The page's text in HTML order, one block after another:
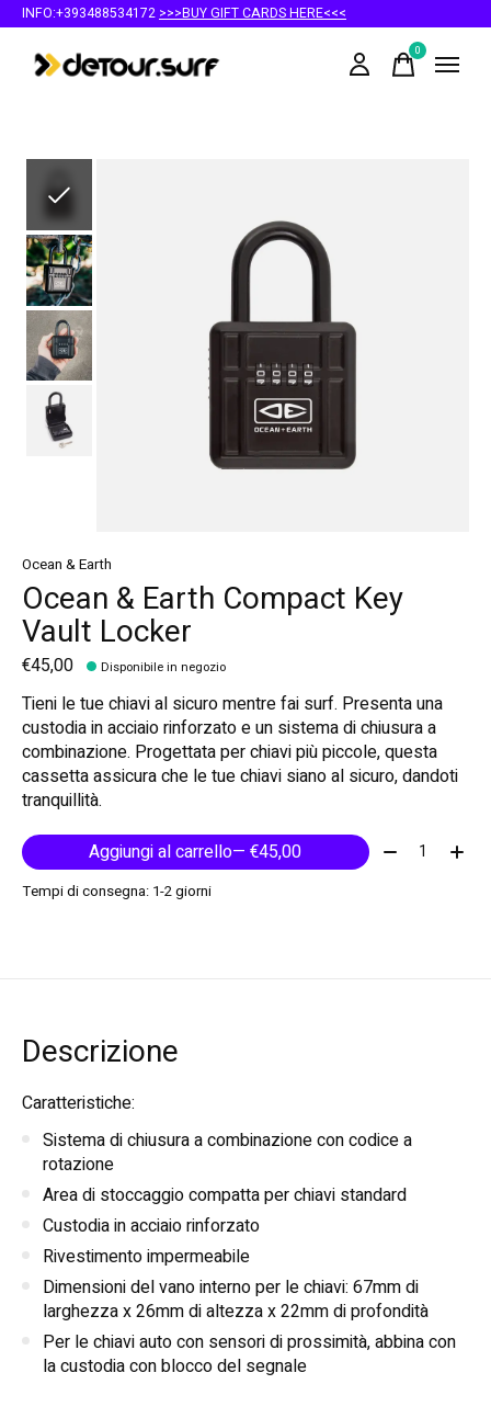
INFO:+393488534172 >>>BUY GIFT CARDS HERE<<<
0items
Ocean & Earth
Ocean & Earth Compact Key
Vault Locker
€45,00 Disponibile in negozio
Tieni le tue chiavi al sicuro mentre fai surf. Presenta una
custodia in acciaio rinforzato e un sistema di chiusura a
combinazione. Progettata per chiavi più piccole, questa
cassetta assicura che le tue chiavi siano al sicuro, dandoti
tranquillità.
Aggiungi al carrello
— €45,00 Quantità:
Tempi di consegna: 1-2 giorni
Descrizione
Caratteristiche:
Sistema di chiusura a combinazione con codice a
rotazione
Area di stoccaggio compatta per chiavi standard
Custodia in acciaio rinforzato
Rivestimento impermeabile
Dimensioni del vano interno per le chiavi: 67mm di
larghezza x 26mm di altezza x 22mm di profondità
Per le chiavi auto con sensori di prossimità, abbina con
la custodia con blocco del segnale